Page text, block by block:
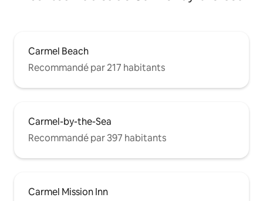
Carmel Beach
Recommandé par 217 habitants
Carmel-by-the-Sea
Recommandé par 397 habitants
Carmel Mission Inn